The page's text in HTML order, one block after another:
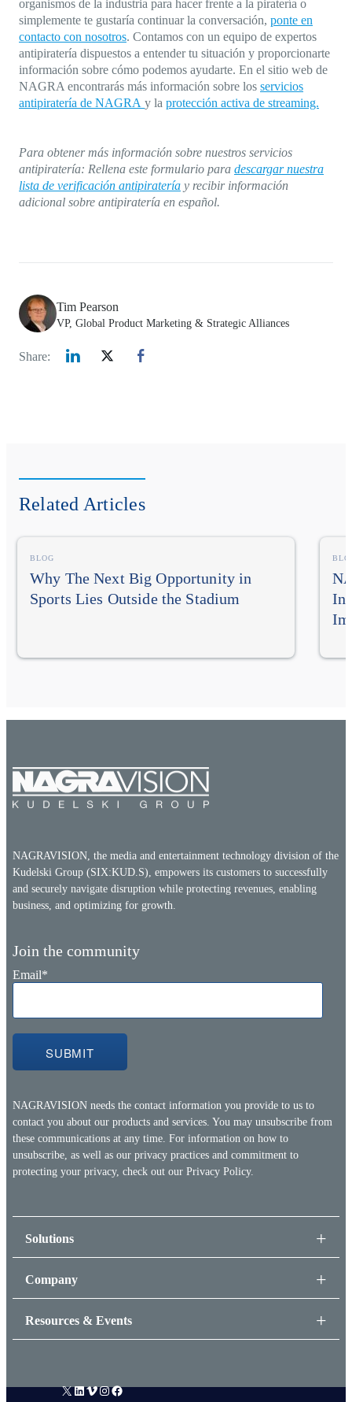
organismos de la industria para hacer frente a la piratería o
simplemente te gustaría continuar la conversación, ponte en
contacto con nosotros. Contamos con un equipo de expertos
antipiratería dispuestos a entender tu situación y proporcionarte
información sobre cómo podemos ayudarte. En el sitio web de
NAGRA encontrarás más información sobre los servicios
antipiratería de NAGRA y la protección activa de streaming.
Para obtener más información sobre nuestros servicios
antipiratería: Rellena este formulario para descargar nuestra
lista de verificación antipiratería y recibir información
adicional sobre antipiratería en español.
Tim Pearson
VP, Global Product Marketing & Strategic Alliances
Share:
Related Articles
BLOG
Why The Next Big Opportunity in
Sports Lies Outside the Stadium
NAGRAVISION, the media and entertainment technology division of the
Kudelski Group (SIX:KUD.S), empowers its customers to successfully
and securely navigate disruption while protecting revenues, enabling
business, and optimizing for growth.
Join the community
Email*
NAGRAVISION needs the contact information you provide to us to
contact you about our products and services. You may unsubscribe from
these communications at any time. For information on how to
unsubscribe, as well as our privacy practices and commitment to
protecting your privacy, check out our Privacy Policy.
Solutions
Resources & Events
Company
X LinkedIn Vimeo Instagram Facebook